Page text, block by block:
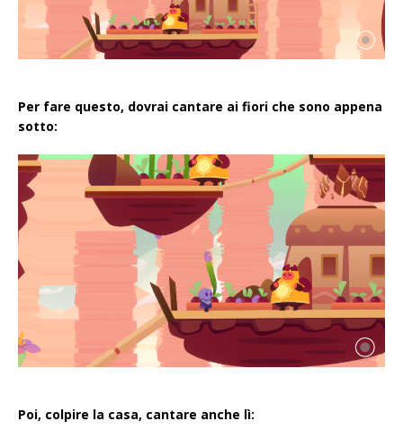
Per fare questo, dovrai cantare ai fiori che sono appena
sotto:
Poi, colpire la casa, cantare anche lì: